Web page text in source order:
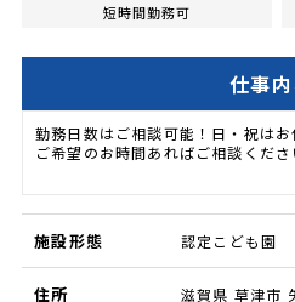
短時間勤務可
仕事
勤務日数はご相談可能！日・祝はお
ご希望のお時間あればご相談くだ
施設形態 認定こども園
住所 滋賀県 草津市